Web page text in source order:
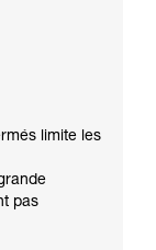
limite les
pas